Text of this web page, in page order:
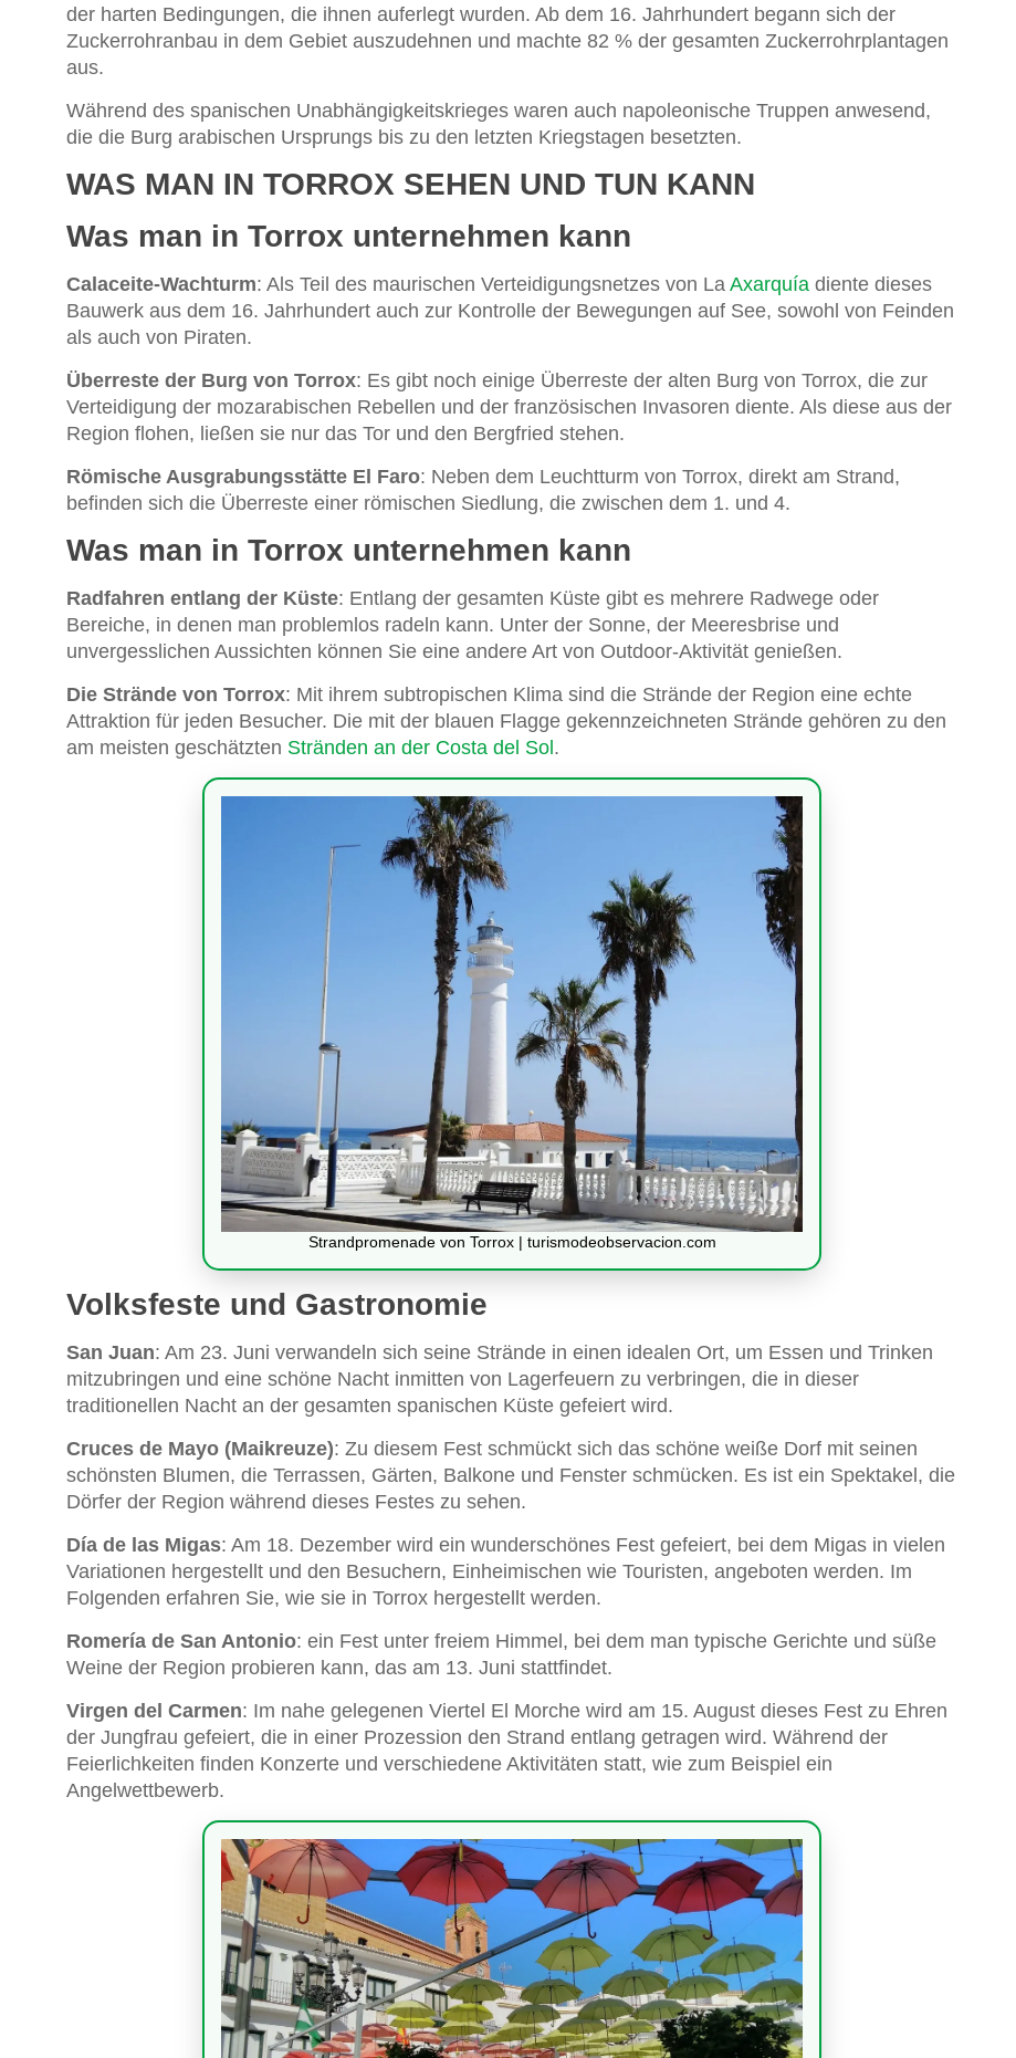
der harten Bedingungen, die ihnen auferlegt wurden. Ab dem 16. Jahrhundert begann sich der
Zuckerrohranbau in dem Gebiet auszudehnen und machte 82 % der gesamten Zuckerrohrplantagen
aus.
Während des spanischen Unabhängigkeitskrieges waren auch napoleonische Truppen anwesend,
die die Burg arabischen Ursprungs bis zu den letzten Kriegstagen besetzten.
WAS MAN IN TORROX SEHEN UND TUN KANN
Was man in Torrox unternehmen kann
Calaceite-Wachturm: Als Teil des maurischen Verteidigungsnetzes von La Axarquía diente dieses
Bauwerk aus dem 16. Jahrhundert auch zur Kontrolle der Bewegungen auf See, sowohl von Feinden
als auch von Piraten.
Überreste der Burg von Torrox: Es gibt noch einige Überreste der alten Burg von Torrox, die zur
Verteidigung der mozarabischen Rebellen und der französischen Invasoren diente. Als diese aus der
Region flohen, ließen sie nur das Tor und den Bergfried stehen.
Römische Ausgrabungsstätte El Faro: Neben dem Leuchtturm von Torrox, direkt am Strand,
befinden sich die Überreste einer römischen Siedlung, die zwischen dem 1. und 4.
Was man in Torrox unternehmen kann
Radfahren entlang der Küste: Entlang der gesamten Küste gibt es mehrere Radwege oder
Bereiche, in denen man problemlos radeln kann. Unter der Sonne, der Meeresbrise und
unvergesslichen Aussichten können Sie eine andere Art von Outdoor-Aktivität genießen.
Die Strände von Torrox: Mit ihrem subtropischen Klima sind die Strände der Region eine echte
Attraktion für jeden Besucher. Die mit der blauen Flagge gekennzeichneten Strände gehören zu den
am meisten geschätzten Stränden an der Costa del Sol.
Strandpromenade von Torrox | turismodeobservacion.com
Volksfeste und Gastronomie
San Juan: Am 23. Juni verwandeln sich seine Strände in einen idealen Ort, um Essen und Trinken
mitzubringen und eine schöne Nacht inmitten von Lagerfeuern zu verbringen, die in dieser
traditionellen Nacht an der gesamten spanischen Küste gefeiert wird.
Cruces de Mayo (Maikreuze): Zu diesem Fest schmückt sich das schöne weiße Dorf mit seinen
schönsten Blumen, die Terrassen, Gärten, Balkone und Fenster schmücken. Es ist ein Spektakel, die
Dörfer der Region während dieses Festes zu sehen.
Día de las Migas: Am 18. Dezember wird ein wunderschönes Fest gefeiert, bei dem Migas in vielen
Variationen hergestellt und den Besuchern, Einheimischen wie Touristen, angeboten werden. Im
Folgenden erfahren Sie, wie sie in Torrox hergestellt werden.
Romería de San Antonio: ein Fest unter freiem Himmel, bei dem man typische Gerichte und süße
Weine der Region probieren kann, das am 13. Juni stattfindet.
Virgen del Carmen: Im nahe gelegenen Viertel El Morche wird am 15. August dieses Fest zu Ehren
der Jungfrau gefeiert, die in einer Prozession den Strand entlang getragen wird. Während der
Feierlichkeiten finden Konzerte und verschiedene Aktivitäten statt, wie zum Beispiel ein
Angelwettbewerb.